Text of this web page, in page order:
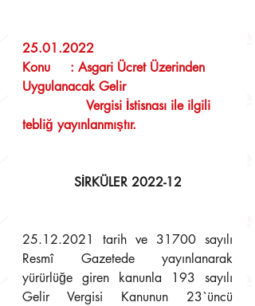
25.01.2022
Konu     : Asgari Ücret Üzerinden
Uygulanacak Gelir
tebliğ yayınlanmıştır.
SİRKÜLER 2022-12
25.12.2021 tarih ve 31700 sayılı
Resmî Gazetede yayınlanarak
yürürlüğe giren kanunla 193 sayılı
Gelir Vergisi Kanunun 23`üncü